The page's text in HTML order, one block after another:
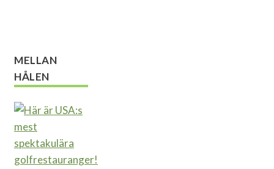
MELLAN
HÅLEN